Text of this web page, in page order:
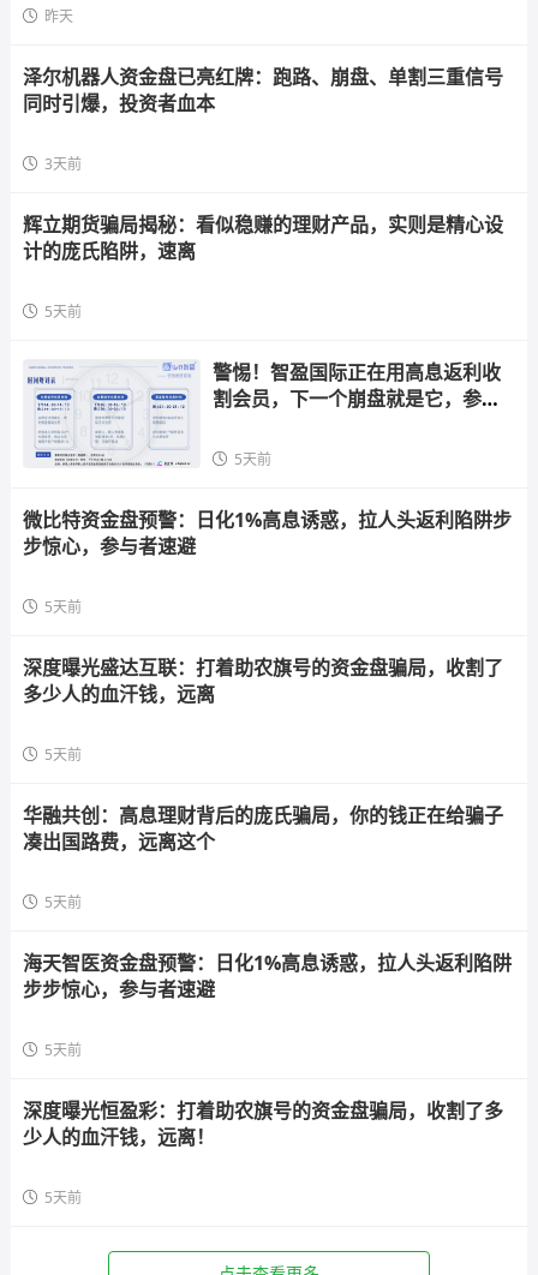
昨天
泽尔机器人资金盘已亮红牌：跑路、崩盘、单割三重信号
同时引爆，投资者血本
3天前
辉立期货骗局揭秘：看似稳赚的理财产品，实则是精心设
计的庞氏陷阱，速离
5天前
警惕！智盈国际正在用高息返利收
割会员，下一个崩盘就是它，参与
5天前
微比特资金盘预警：日化1%高息诱惑，拉人头返利陷阱步
步惊心，参与者速避
5天前
深度曝光盛达互联：打着助农旗号的资金盘骗局，收割了
多少人的血汗钱，远离
5天前
华融共创：高息理财背后的庞氏骗局，你的钱正在给骗子
凑出国路费，远离这个
5天前
海天智医资金盘预警：日化1%高息诱惑，拉人头返利陷阱
步步惊心，参与者速避
5天前
深度曝光恒盈彩：打着助农旗号的资金盘骗局，收割了多
少人的血汗钱，远离！
5天前